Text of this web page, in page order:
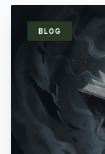
BLOG